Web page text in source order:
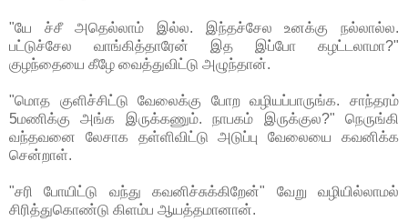
"யே ச்சீ அதெல்லாம் இல்ல. இந்தச்சேல உனக்கு நல்லால்ல.
பட்டுச்சேல வாங்கித்தாரேன் இத இப்போ கழட்டலாமா?"
குழந்தையை கீழே வைத்துவிட்டு அழுந்தான்.
"மொத குளிச்சிட்டு வேலைக்கு போற வழியப்பாருங்க. சாந்தரம்
5மணிக்கு அங்க இருக்கணும். நாபகம் இருக்குல?" நெருங்கி
வந்தவனை லேசாக தள்ளிவிட்டு அடுப்பு வேலையை கவனிக்க
சென்றாள்.
"சரி போயிட்டு வந்து கவனிச்சுக்கிறேன்" வேறு வழியில்லாமல்
சிரித்துகொண்டு கிளம்ப ஆயத்தமானான்.